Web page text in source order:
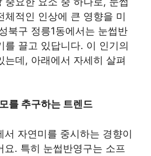
체적인 인상에 큰 영향을 미
북구 정릉1동에서는 눈썹반
를 끌고 있답니다. 이 인기의
는데, 아래에서 자세히 살펴
를 추구하는 트렌드
서 자연미를 중시하는 경향이
요. 특히 눈썹반영구는 소프